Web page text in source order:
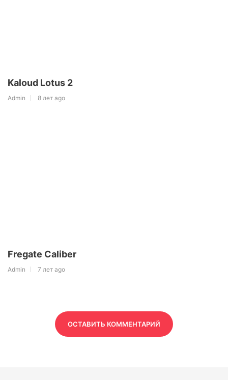
Kaloud Lotus 2
Admin 8 лет ago
Fregate Caliber
Admin 7 лет ago
ОСТАВИТЬ КОММЕНТАРИЙ